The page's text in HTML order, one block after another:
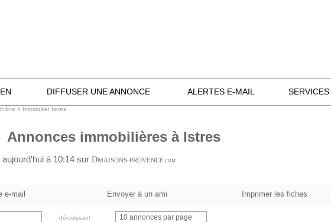
DIFFUSER UNE ANNONCE ALERTES E-MAIL SERVICES
> Immobilier Istres
Annonces immobilières à Istres
à 10:14 sur DMAISONS-PROVENCE.COM
e-mail Envoyer à un ami Imprimer les fiches
décroissant 10 annonces par page